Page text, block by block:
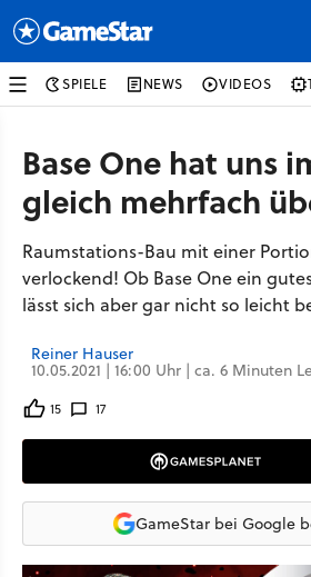
SPIELE NEWS VIDEOS
Base One hat uns
gleich mehrfach
Raumstations-Bau mit einer
verlockend! Ob Base One ein
lässt sich aber gar nicht so leicht
Reiner Hauser
10.05.2021 | 16:00 Uhr | ca. 6 Minuten
15 17
GameStar bei Google